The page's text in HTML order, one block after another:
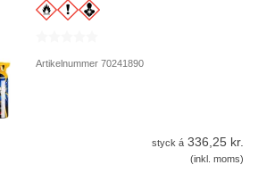
Artikelnummer 70241890
styck á 336,25 kr.
(inkl. moms)